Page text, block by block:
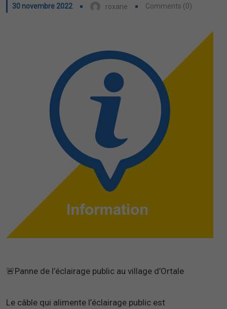
30 novembre 2022 roxane Comments (0)
🚨Panne de l’éclairage public au village d’Ortale
Le câble qui alimente l’éclairage public est